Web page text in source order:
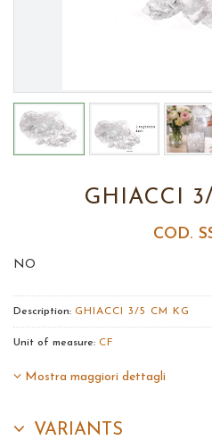
GHIACCI
COD.
NO
Description: GHIACCI 3/5 CM KG
Unit of measure: CF
Mostra maggiori dettagli
VARIANTS